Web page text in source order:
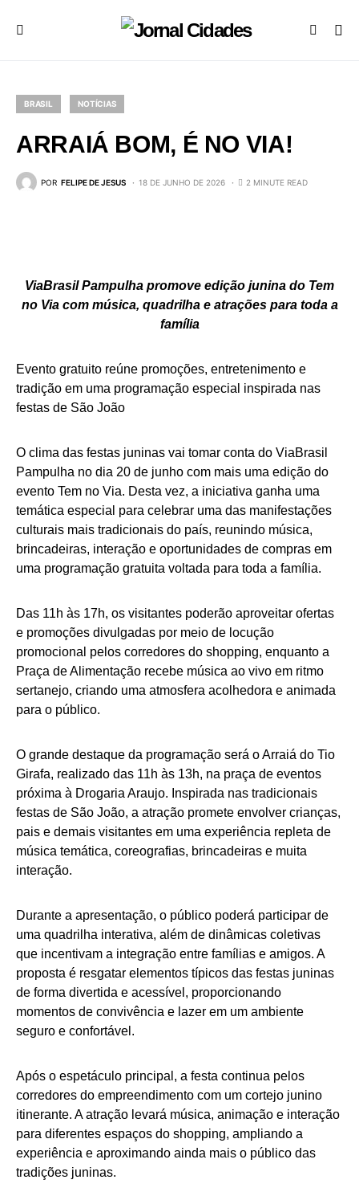
BRASIL NOTÍCIAS
ARRAIÁ BOM, É NO VIA!
POR FELIPE DE JESUS 18 DE JUNHO DE 2026 2 MINUTE READ
ViaBrasil Pampulha promove edição junina do Tem
no Via com música, quadrilha e atrações para toda a
família
Evento gratuito reúne promoções, entretenimento e
tradição em uma programação especial inspirada nas
festas de São João
O clima das festas juninas vai tomar conta do ViaBrasil
Pampulha no dia 20 de junho com mais uma edição do
evento Tem no Via. Desta vez, a iniciativa ganha uma
temática especial para celebrar uma das manifestações
culturais mais tradicionais do país, reunindo música,
brincadeiras, interação e oportunidades de compras em
uma programação gratuita voltada para toda a família.
Das 11h às 17h, os visitantes poderão aproveitar ofertas
e promoções divulgadas por meio de locução
promocional pelos corredores do shopping, enquanto a
Praça de Alimentação recebe música ao vivo em ritmo
sertanejo, criando uma atmosfera acolhedora e animada
para o público.
O grande destaque da programação será o Arraiá do Tio
Girafa, realizado das 11h às 13h, na praça de eventos
próxima à Drogaria Araujo. Inspirada nas tradicionais
festas de São João, a atração promete envolver crianças,
pais e demais visitantes em uma experiência repleta de
música temática, coreografias, brincadeiras e muita
interação.
Durante a apresentação, o público poderá participar de
uma quadrilha interativa, além de dinâmicas coletivas
que incentivam a integração entre famílias e amigos. A
proposta é resgatar elementos típicos das festas juninas
de forma divertida e acessível, proporcionando
momentos de convivência e lazer em um ambiente
seguro e confortável.
Após o espetáculo principal, a festa continua pelos
corredores do empreendimento com um cortejo junino
itinerante. A atração levará música, animação e interação
para diferentes espaços do shopping, ampliando a
experiência e aproximando ainda mais o público das
tradições juninas.